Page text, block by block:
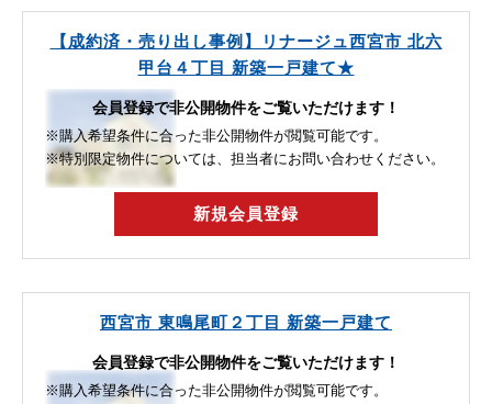
【成約済・売り出し事例】リナージュ西宮市 北六
甲台４丁目 新築一戸建て★
会員登録で非公開物件をご覧いただけます！
※購入希望条件に合った非公開物件が閲覧可能です。
※特別限定物件については、担当者にお問い合わせください。
新規会員登録
西宮市 東鳴尾町２丁目 新築一戸建て
会員登録で非公開物件をご覧いただけます！
※購入希望条件に合った非公開物件が閲覧可能です。